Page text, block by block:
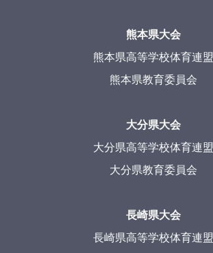
熊本県大会
熊本県高等学校体育連盟
熊本県教育委員会
大分県大会
大分県高等学校体育連盟
大分県教育委員会
長崎県大会
長崎県高等学校体育連盟